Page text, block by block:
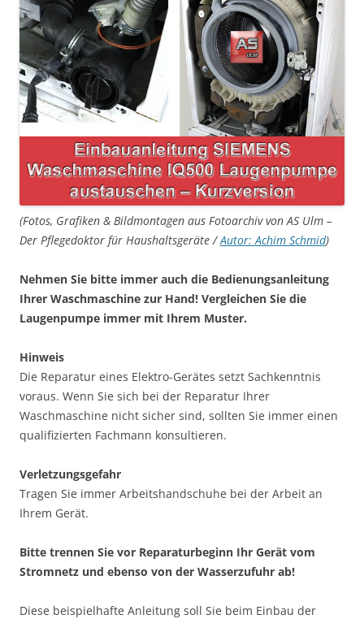
(Fotos, Grafiken & Bildmontagen aus Fotoarchiv von AS Ulm –
Der Pflegedoktor für Haushaltsgeräte /Autor: Achim Schmid)
Nehmen Sie bitte immer auch die Bedienungsanleitung
Ihrer Waschmaschine zur Hand! Vergleichen Sie die
Laugenpumpe immer mit Ihrem Muster.
Hinweis
Die Reparatur eines Elektro-Gerätes setzt Sachkenntnis
voraus. Wenn Sie sich bei der Reparatur Ihrer
Waschmaschine nicht sicher sind, sollten Sie immer einen
qualifizierten Fachmann konsultieren.
Verletzungsgefahr
Tragen Sie immer Arbeitshandschuhe bei der Arbeit an
Ihrem Gerät.
Bitte trennen Sie vor Reparaturbeginn Ihr Gerät vom
Stromnetz und ebenso von der Wasserzufuhr ab!
Diese beispielhafte Anleitung soll Sie beim Einbau der